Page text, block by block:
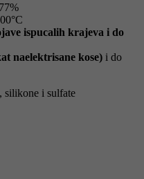
77%
ispucalih krajeva i do
naelektrisane kose) i do
silikone i sulfate